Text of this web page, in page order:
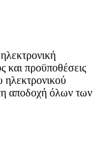
και προϋποθέσεις
αποδοχή όλων των